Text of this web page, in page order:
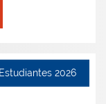
2026